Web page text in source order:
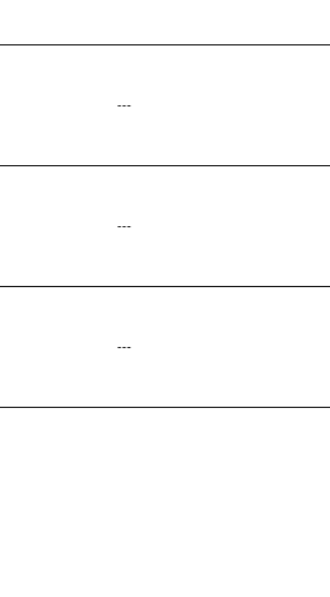
---
---
---